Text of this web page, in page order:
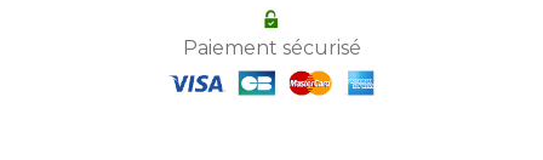
Orange
sanguine
&
Paiement sécurisé